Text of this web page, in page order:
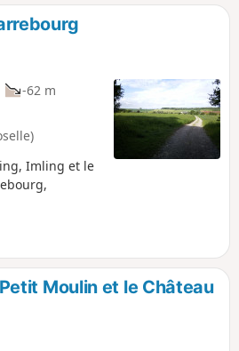
-62 m
Imling et le
Moulin et le Château